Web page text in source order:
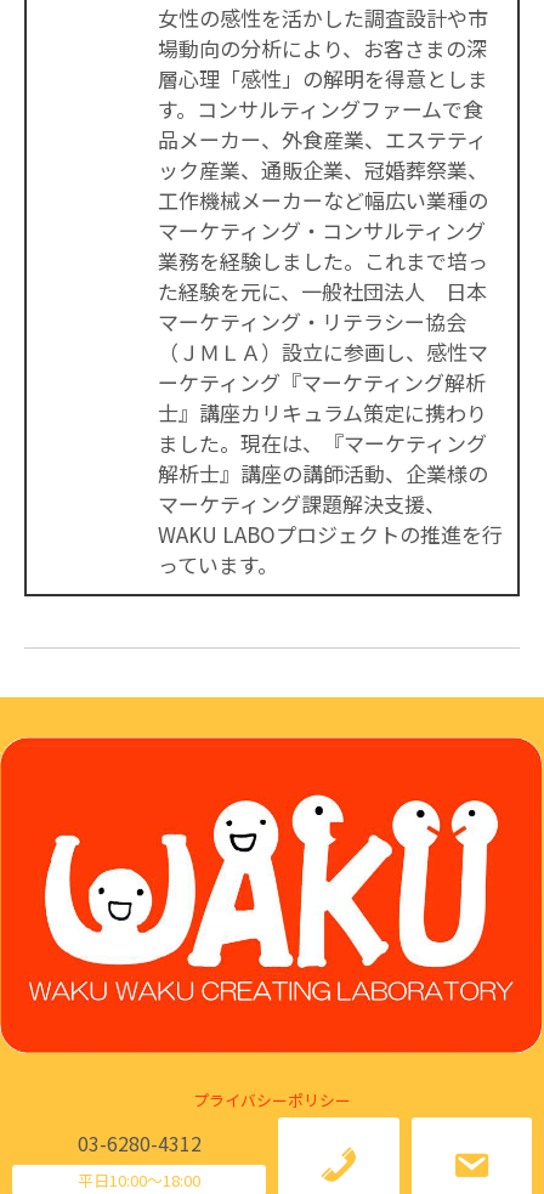
女性の感性を活かした調査設計や市
場動向の分析により、お客さまの深
層心理「感性」の解明を得意としま
す。コンサルティングファームで食
品メーカー、外食産業、エステティ
ック産業、通販企業、冠婚葬祭業、
工作機械メーカーなど幅広い業種の
マーケティング・コンサルティング
業務を経験しました。これまで培っ
た経験を元に、一般社団法人 日本
マーケティング・リテラシー協会
（ＪＭＬＡ）設立に参画し、感性マ
ーケティング『マーケティング解析
士』講座カリキュラム策定に携わり
ました。現在は、『マーケティング
解析士』講座の講師活動、企業様の
マーケティング課題解決支援、
WAKU LABOプロジェクトの推進を行
っています。
03-6280-4312
平日10:00～18:00
プライバシーポリシー
Ⓒ Japan Marketing Literacy Association